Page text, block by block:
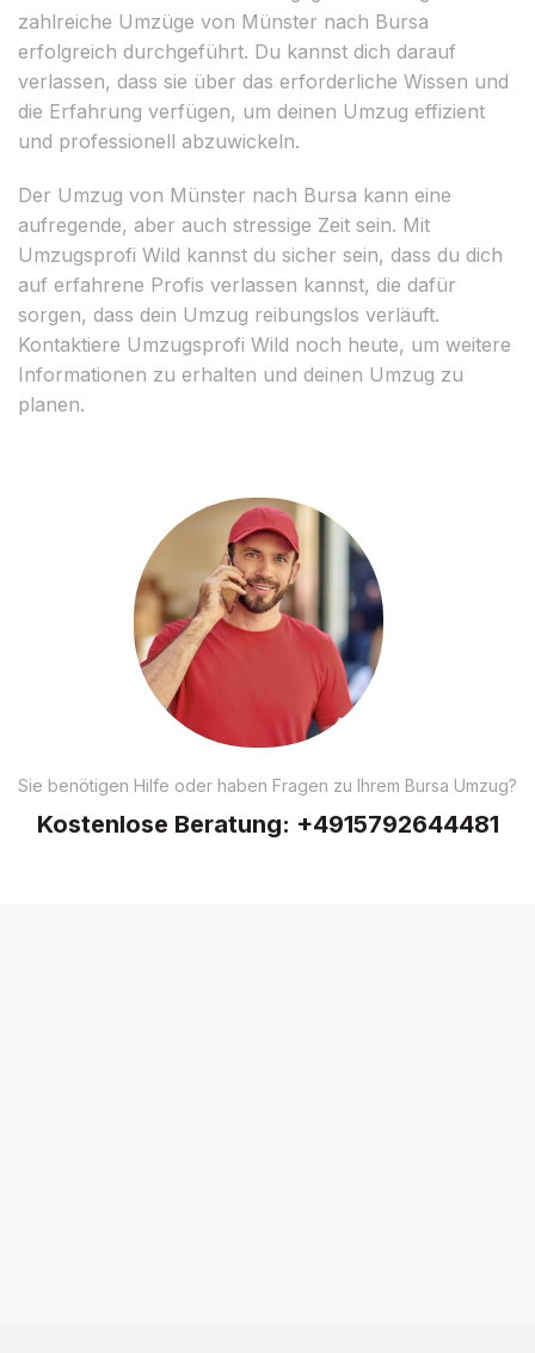
zahlreiche Umzüge von Münster nach Bursa
erfolgreich durchgeführt. Du kannst dich darauf
verlassen, dass sie über das erforderliche Wissen und
die Erfahrung verfügen, um deinen Umzug effizient
und professionell abzuwickeln.
Der Umzug von Münster nach Bursa kann eine
aufregende, aber auch stressige Zeit sein. Mit
Umzugsprofi Wild kannst du sicher sein, dass du dich
auf erfahrene Profis verlassen kannst, die dafür
sorgen, dass dein Umzug reibungslos verläuft.
Kontaktiere Umzugsprofi Wild noch heute, um weitere
Informationen zu erhalten und deinen Umzug zu
planen.
Sie benötigen Hilfe oder haben Fragen zu Ihrem Bursa Umzug?
Kostenlose Beratung: +4915792644481